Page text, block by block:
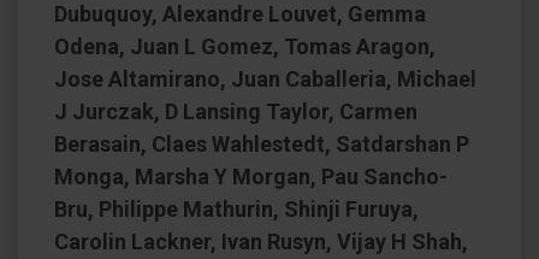
Dubuquoy, Alexandre Louvet, Gemma
Odena, Juan L Gomez, Tomas Aragon,
Jose Altamirano, Juan Caballeria, Michael
J Jurczak, D Lansing Taylor, Carmen
Berasain, Claes Wahlestedt, Satdarshan P
Monga, Marsha Y Morgan, Pau Sancho-
Bru, Philippe Mathurin, Shinji Furuya,
Carolin Lackner, Ivan Rusyn, Vijay H Shah,